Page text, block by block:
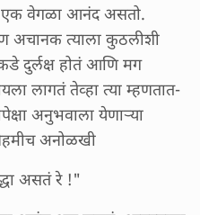
एक वेगळा आनंद असतो.
त्याला कुठलीशी
दुर्लक्ष होतं आणि मग
लागतं तेव्हा त्या म्हणतात-
अनुभवाला येणाऱ्या
अनोळखी
असतं रे !"